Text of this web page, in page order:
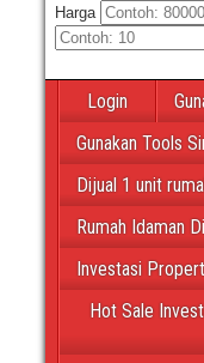
Harga
Login
Gunakan Tools
Dijual 1 unit
Rumah Idaman
Investasi
Hot Sale